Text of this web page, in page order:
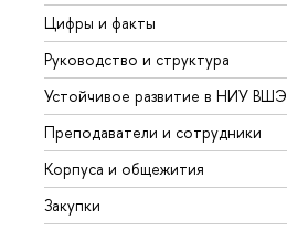
Цифры и факты
Руководство и структура
Устойчивое развитие в НИУ ВШЭ
Преподаватели и сотрудники
Корпуса и общежития
Закупки